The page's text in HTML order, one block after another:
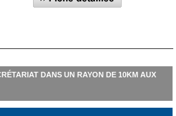
DANS UN RAYON DE 10KM AUX